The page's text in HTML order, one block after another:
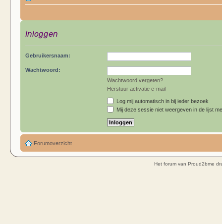
Inloggen
Gebruikersnaam:
Wachtwoord:
Wachtwoord vergeten?
Herstuur activatie e-mail
Log mij automatisch in bij ieder bezoek
Mij deze sessie niet weergeven in de lijst
Forumoverzicht
Het forum van Proud2bme